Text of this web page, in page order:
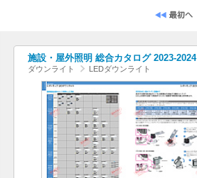
施設・屋外照明 総合カタログ 2023-2024
ダウンライト LEDダウンライト